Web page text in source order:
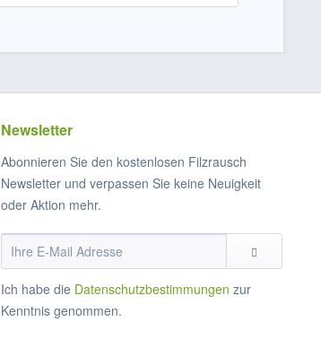
Newsletter
Abonnieren Sie den kostenlosen Filzrausch
Newsletter und verpassen Sie keine Neuigkeit
oder Aktion mehr.
Ich habe die Datenschutzbestimmungen zur
Kenntnis genommen.